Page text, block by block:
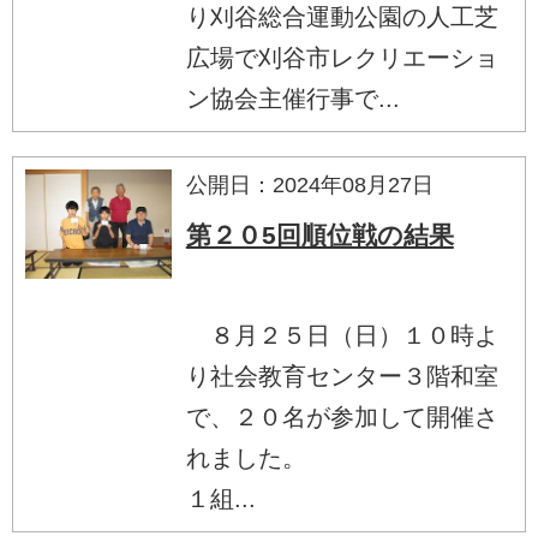
り刈谷総合運動公園の人工芝
広場で刈谷市レクリエーショ
ン協会主催行事で...
公開日：2024年08月27日
第２０5回順位戦の結果
８月２５日（日）１０時よ
り社会教育センター３階和室
で、２０名が参加して開催さ
れました。
１組...